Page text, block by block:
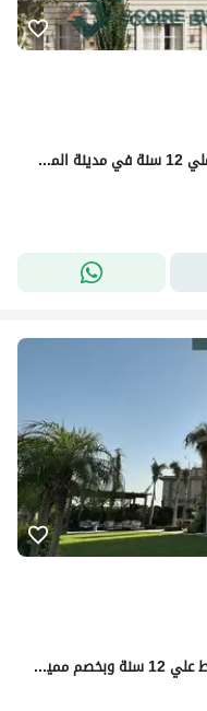
ادفع 2 مليون مقدم وامتلك فيلا بالتقسيط علي 12 سنة في مدينة المستقبل بجوار أبراج THE SPINE مدينتي وبالقرب من التجمع و الرحاب و الشروق و البروج
فيلا استاندالون مع private pool بالتقسيط علي 12 سنة وبخصم مميز مع فيو مفتوح علي lake في بترفلاي علي طريق السويس امام الشروق وبجوار سراي